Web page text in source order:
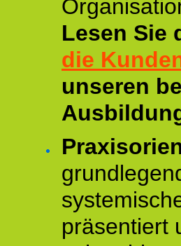
Lesen Sie
die
unseren
präsentiert